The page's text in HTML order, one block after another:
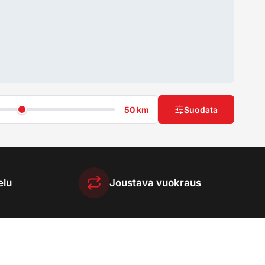
50 km Suodata
Joustava vuokraus